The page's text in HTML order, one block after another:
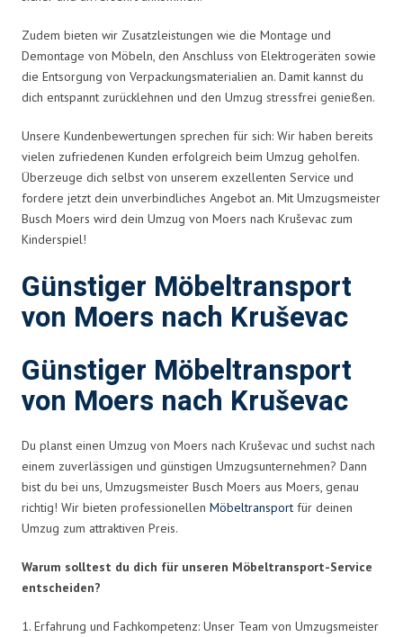
Zudem bieten wir Zusatzleistungen wie die Montage und
Demontage von Möbeln, den Anschluss von Elektrogeräten sowie
die Entsorgung von Verpackungsmaterialien an. Damit kannst du
dich entspannt zurücklehnen und den Umzug stressfrei genießen.
Unsere Kundenbewertungen sprechen für sich: Wir haben bereits
vielen zufriedenen Kunden erfolgreich beim Umzug geholfen.
Überzeuge dich selbst von unserem exzellenten Service und
fordere jetzt dein unverbindliches Angebot an. Mit Umzugsmeister
Busch Moers wird dein Umzug von Moers nach Kruševac zum
Kinderspiel!
Günstiger Möbeltransport
von Moers nach Kruševac
Günstiger Möbeltransport
von Moers nach Kruševac
Du planst einen Umzug von Moers nach Kruševac und suchst nach
einem zuverlässigen und günstigen Umzugsunternehmen? Dann
bist du bei uns, Umzugsmeister Busch Moers aus Moers, genau
richtig! Wir bieten professionellen Möbeltransport für deinen
Umzug zum attraktiven Preis.
Warum solltest du dich für unseren Möbeltransport-Service
entscheiden?
1. Erfahrung und Fachkompetenz: Unser Team von Umzugsmeister